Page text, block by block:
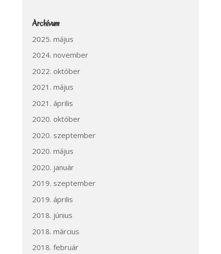
Archívum
2025. május
2024. november
2022. október
2021. május
2021. április
2020. október
2020. szeptember
2020. május
2020. január
2019. szeptember
2019. április
2018. június
2018. március
2018. február